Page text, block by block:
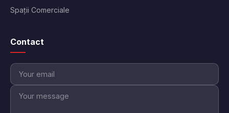
Spații Comerciale
Contact